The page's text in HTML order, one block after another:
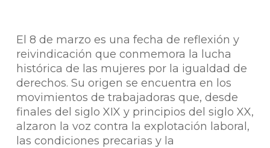
El 8 de marzo es una fecha de reflexión y
reivindicación que conmemora la lucha
histórica de las mujeres por la igualdad de
derechos. Su origen se encuentra en los
movimientos de trabajadoras que, desde
finales del siglo XIX y principios del siglo XX,
alzaron la voz contra la explotación laboral,
las condiciones precarias y la